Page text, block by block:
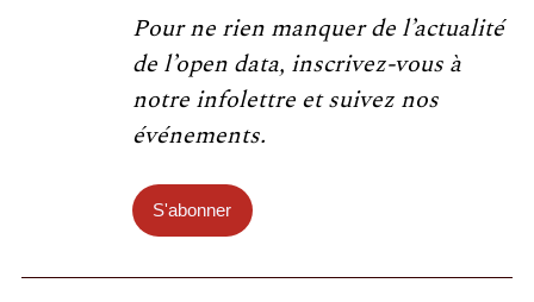
Pour ne rien manquer de l’actualité
de l’open data, inscrivez-vous à
notre infolettre et suivez nos
événements.
S'abonner